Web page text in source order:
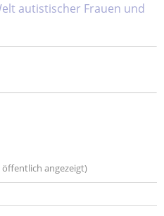
autistischer Frauen und
angezeigt)